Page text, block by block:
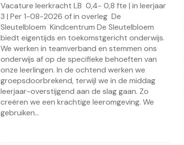
Vacature leerkracht LB 0,4- 0,8 fte | in leerjaar
3 | Per 1-08-2026 of in overleg De
Sleutelbloem Kindcentrum De Sleutelbloem
biedt eigentijds en toekomstgericht onderwijs.
We werken in teamverband en stemmen ons
onderwijs af op de specifieke behoeften van
onze leerlingen. In de ochtend werken we
groepsdoorbrekend, terwijl we in de middag
leerjaar-overstijgend aan de slag gaan. Zo
creëren we een krachtige leeromgeving. We
gebruiken...